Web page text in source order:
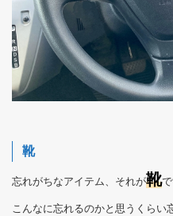
靴
忘れがちなアイテム、それが靴で
こんなに忘れるのかと思うくらい